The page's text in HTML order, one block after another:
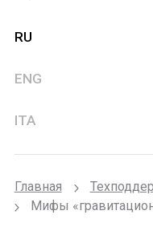
RU
ENG
ITA
Главная
Мифы